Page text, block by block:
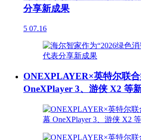
分享新成果
5 07.16
ONEXPLAYER×英特尔联
OneXPlayer 3、游侠 X2 等